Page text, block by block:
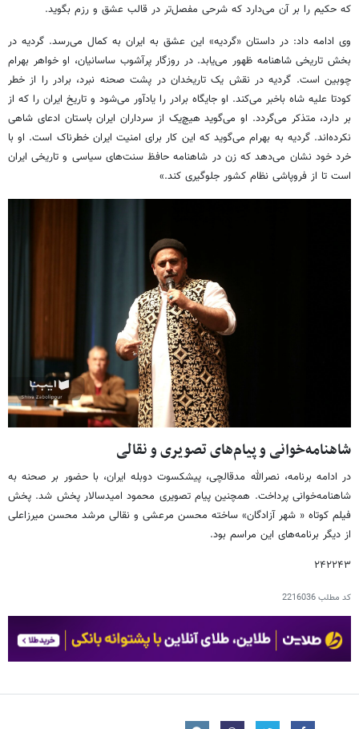
که حکیم را بر آن می‌دارد که شرحی مفصل‌تر در قالب عشق و رزم بگوید.
وی ادامه داد: در داستان «گردیه» این عشق به ایران به کمال می‌رسد. گردیه در
بخش تاریخی شاهنامه ظهور می‌یابد. در روزگار پرآشوب ساسانیان، او خواهر بهرام
چوبین است. گردیه در نقش یک تاریخدان در پشت صحنه نبرد، برادر را از خطر
کودتا علیه شاه باخبر می‌کند. او جایگاه برادر را یادآور می‌شود و تاریخ ایران را که از
بر دارد، متذکر می‌گردد. او می‌گوید هیچ‌یک از سرداران ایران باستان ادعای شاهی
نکرده‌اند. گردیه به بهرام می‌گوید که این کار برای امنیت ایران خطرناک است. او با
خرد خود نشان می‌دهد که زن در شاهنامه حافظ سنت‌های سیاسی و تاریخی ایران
است تا از فروپاشی نظام کشور جلوگیری کند.»
شاهنامه‌خوانی و پیام‌های تصویری و نقالی
در ادامه برنامه، نصرالله مدقالچی، پیشکسوت دوبله ایران، با حضور بر صحنه به
شاهنامه‌خوانی پرداخت. همچنین پیام تصویری محمود امیدسالار پخش شد. پخش
فیلم کوتاه « شهر آزادگان» ساخته محسن مرعشی و نقالی مرشد محسن میرزاعلی
از دیگر برنامه‌های این مراسم بود.
۲۴۲۲۴۳
کد مطلب2216036